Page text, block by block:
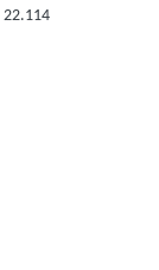
22.114